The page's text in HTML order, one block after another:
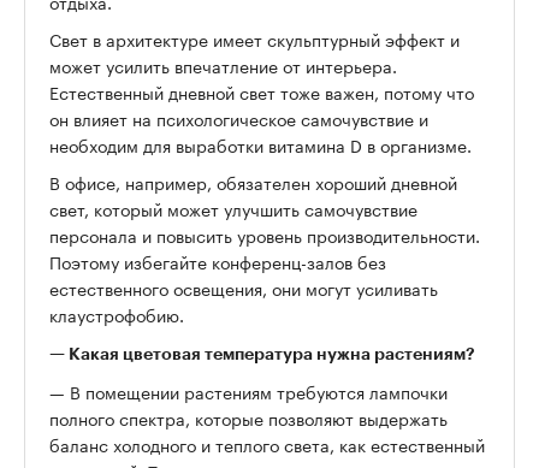
Свет в архитектуре имеет скульптурный эффект и
может усилить впечатление от интерьера.
Естественный дневной свет тоже важен, потому что
он влияет на психологическое самочувствие и
необходим для выработки витамина D в организме.
В офисе, например, обязателен хороший дневной
свет, который может улучшить самочувствие
персонала и повысить уровень производительности.
Поэтому избегайте конференц-залов без
естественного освещения, они могут усиливать
клаустрофобию.
— Какая цветовая температура нужна растениям?
— В помещении растениям требуются лампочки
полного спектра, которые позволяют выдержать
баланс холодного и теплого света, как естественный